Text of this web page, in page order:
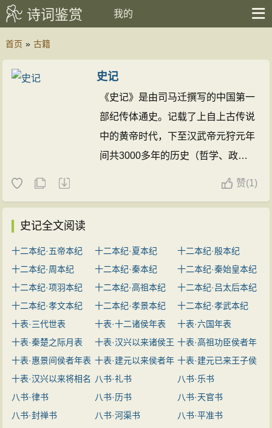
诗词鉴赏 我的
首页 » 古籍
史记
《史记》是由司马迁撰写的中国第一
部纪传体通史。记载了上自上古传说
中的黄帝时代，下至汉武帝元狩元年
间共3000多年的历史（哲学、政
开始，“史记”由史书的通称逐渐成为
“太史公书”的专称。《史记》与后来
的《汉书》（班固）、《后汉书》
（范晔、司马彪）、《三国志》（陈
寿）合称“前四史”。刘向等人认为此
赞(1)
史记全文阅读
十二本纪·五帝本纪 十二本纪·夏本纪
十二本纪·殷本纪
十二本纪·周本纪
十二本纪·秦本纪
十二本纪·秦始皇本纪
十二本纪·项羽本纪
十二本纪·高祖本纪
十二本纪·吕太后本纪
十二本纪·孝文本纪
十二本纪·孝景本纪
十二本纪·孝武本纪
十表·三代世表
十表·十二诸侯年表
十表·六国年表
十表·秦楚之际月表
十表·汉兴以来诸侯王
年表
十表·高祖功臣侯者年
表
十表·惠景间侯者年表 十表·建元以来侯者年
表
十表·建元已来王子侯
者年表
十表·汉兴以来将相名
臣年表
八书·礼书
八书·乐书
八书·律书
八书·历书
八书·天官书
八书·封禅书
八书·河渠书
八书·平准书